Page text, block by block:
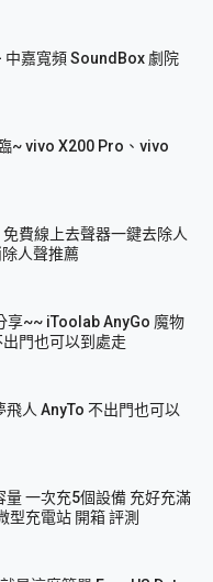
中嘉寬頻 SoundBox 劇院
~ vivo X200 Pro、vivo
費線上去聲器一鍵去除人
人聲推薦
享~~ iToolab AnyGo 魔物
門也可以到處走
人 AnyTo 不出門也可以
一次充5個設備 充好充滿
型充電站 開箱 評測